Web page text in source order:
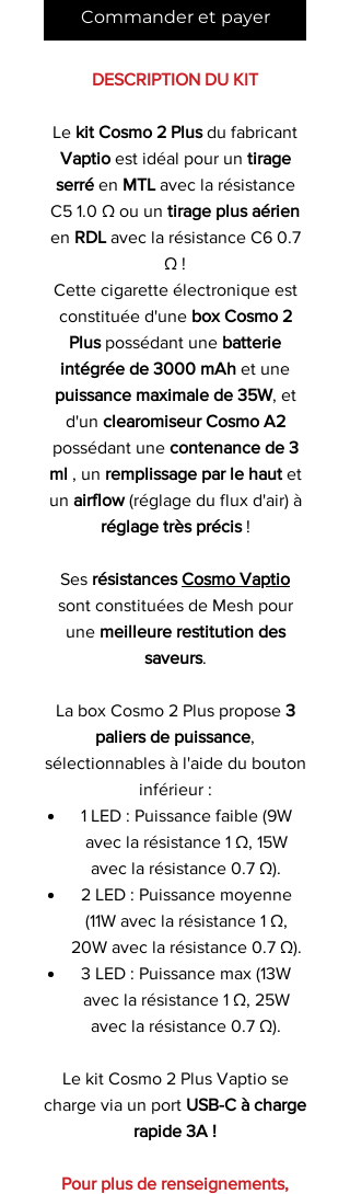
Commander et payer
DESCRIPTION DU KIT
Le kit Cosmo 2 Plusdu fabricant
Vaptioest idéal pour un tirage
serréen MTLavec la résistance
C5 1.0 Ω ou un tirage plus aérien
en RDLavec la résistance C6 0.7
Ω !
Cette cigarette électronique est
constituée d'une box Cosmo 2
Pluspossédant une batterie
intégrée de 3000 mAh et une
puissance maximale de 35W, et
d'un clearomiseur Cosmo A2
possédant une contenance de 3
ml , un remplissage par le hautet
un airflow(réglage du flux d'air) à
réglage très précis!
Ses résistancesCosmo Vaptio
sont constituées de Mesh pour
une meilleure restitution des
saveurs.
La box Cosmo 2 Plus propose 3
paliers de puissance,
sélectionnables à l'aide du bouton
inférieur :
1 LED : Puissance faible (9W
avec la résistance 1 Ω, 15W
avec la résistance 0.7 Ω).
2 LED : Puissance moyenne
(11W avec la résistance 1 Ω,
20W avec la résistance 0.7 Ω).
3 LED : Puissance max (13W
avec la résistance 1 Ω, 25W
avec la résistance 0.7 Ω).
Le kit Cosmo 2 Plus Vaptio se
charge via un port USB-C à charge
rapide 3A !
Pour plus de renseignements,